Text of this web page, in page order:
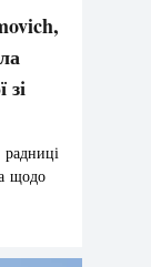
зі
радниці
щодо